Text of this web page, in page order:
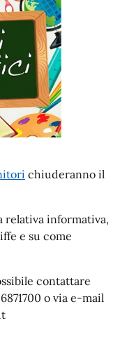
chiuderanno il
relativa informativa,
e su come
contattare
o via e-mail